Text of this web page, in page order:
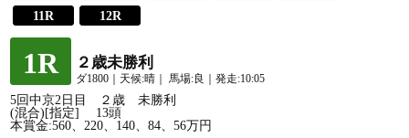
11R
12R
1R ２歳未勝利
ダ1800｜天候:晴｜ 馬場:良｜発走:10:05
5回中京2日目 ２歳 未勝利
(混合)[指定] 13頭
本賞金:560、220、140、84、56万円